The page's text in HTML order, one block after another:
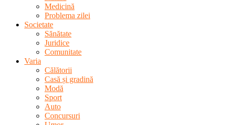
Medicină
Problema zilei
Societate
Sănătate
Juridice
Comunitate
Varia
Călătorii
Casă și gradină
Modă
Sport
Auto
Concursuri